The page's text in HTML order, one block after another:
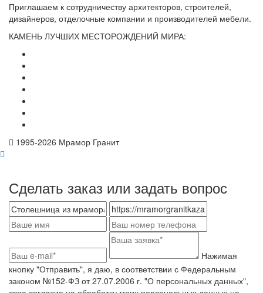
Приглашаем к сотрудничеству архитекторов, строителей,
дизайнеров, отделочные компании и производителей мебели.
КАМЕНЬ ЛУЧШИХ МЕСТОРОЖДЕНИЙ МИРА:
1995-2026 Мрамор Гранит
Сделать заказ или задать вопрос
кнопку "Отправить", я даю, в соответствии с Федеральным
законом №152-ФЗ от 27.07.2006 г. "О персональных данных",